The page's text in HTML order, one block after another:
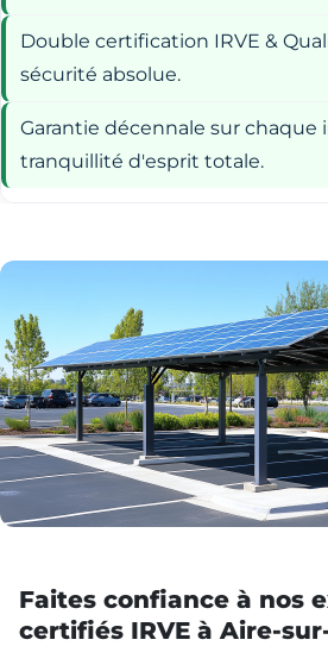
Double certification IRVE &
sécurité absolue.
Garantie décennale sur chaque
tranquillité d'esprit totale.
Faites confiance à nos
certifiés IRVE à Aire-